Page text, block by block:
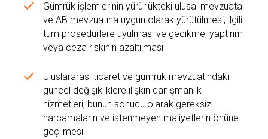
Gümrük işlemlerinin yürürlükteki ulusal mevzuata
ve AB mevzuatına uygun olarak yürütülmesi, ilgili
tüm prosedürlere uyulması ve gecikme, yaptırım
veya ceza riskinin azaltılması
Uluslararası ticaret ve gümrük mevzuatındaki
güncel değişikliklere ilişkin danışmanlık
hizmetleri, bunun sonucu olarak gereksiz
harcamaların ve istenmeyen maliyetlerin önüne
geçilmesi